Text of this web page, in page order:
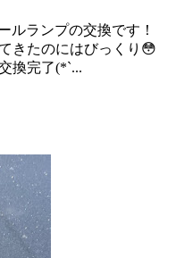
ルランプの交換です！
きたのにはびっくり😳
換完了(*`...